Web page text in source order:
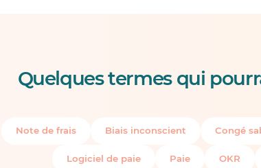
Quelques termes qui
Note de frais Biais inconscient Congé
Logiciel de paie Paie OKR